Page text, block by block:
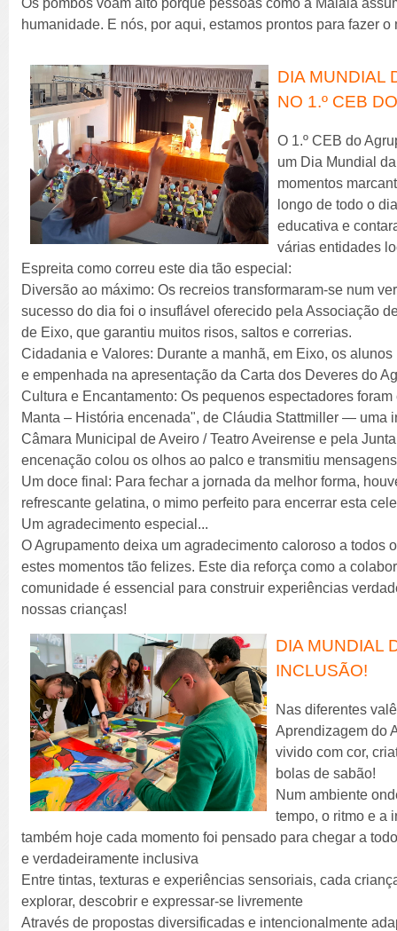
Os pombos voam alto porque pessoas como a Malala
humanidade. E nós, por aqui, estamos prontos para fazer
DIA MUNDIAL
NO 1.º CEB
O 1.º CEB do
um Dia Mundial
momentos
longo de todo o
educativa e
várias entidades
Espreita como correu este dia tão especial:
Diversão ao máximo: Os recreios transformaram-se num
sucesso do dia foi o insuflável oferecido pela Associação
de Eixo, que garantiu muitos risos, saltos e correrias.
Cidadania e Valores: Durante a manhã, em Eixo, os
e empenhada na apresentação da Carta dos Deveres do
Cultura e Encantamento: Os pequenos espectadores
Manta – História encenada", de Cláudia Stattmiller — uma
Câmara Municipal de Aveiro / Teatro Aveirense e pela
encenação colou os olhos ao palco e transmitiu
Um doce final: Para fechar a jornada da melhor forma,
refrescante gelatina, o mimo perfeito para encerrar esta
Um agradecimento especial...
O Agrupamento deixa um agradecimento caloroso a todos
estes momentos tão felizes. Este dia reforça como a
comunidade é essencial para construir experiências
nossas crianças!
DIA MUNDIAL
INCLUSÃO!
Nas diferentes
Aprendizagem do
vivido com cor,
bolas de sabão!
Num ambiente
tempo, o ritmo e a
também hoje cada momento foi pensado para chegar a
e verdadeiramente inclusiva
Entre tintas, texturas e experiências sensoriais, cada
explorar, descobrir e expressar-se livremente
Através de propostas diversificadas e intencionalmente